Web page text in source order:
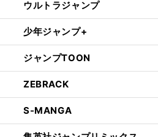
ウルトラジャンプ
少年ジャンプ+
ジャンプTOON
ZEBRACK
S-MANGA